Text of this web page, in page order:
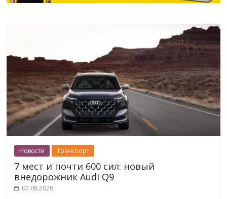
Новости Транспорт
7 мест и почти 600 сил: новый
внедорожник Audi Q9
07.08.2026